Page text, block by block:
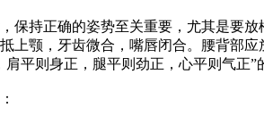
持正确的姿势至关重要，尤其是要放
上颚，牙齿微合，嘴唇闭合。腰背部
平则身正，腿平则劲正，心平则气正”